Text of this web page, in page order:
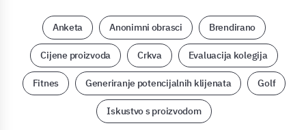
Anketa Anonimni obrasci Brendirano
Cijene proizvoda Crkva Evaluacija kolegija
Fitnes Generiranje potencijalnih klijenata Golf
Iskustvo s proizvodom